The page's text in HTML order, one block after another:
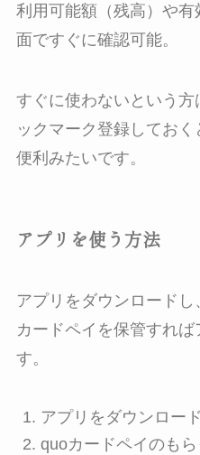
利用可能額（残高）や
面ですぐに確認可能。
すぐに使わないという
ックマーク登録してお
便利みたいです。
アプリを使う方法
アプリをダウンロード
カードペイを保管すれ
す。
アプリをダウンロード
quoカードペイのもら